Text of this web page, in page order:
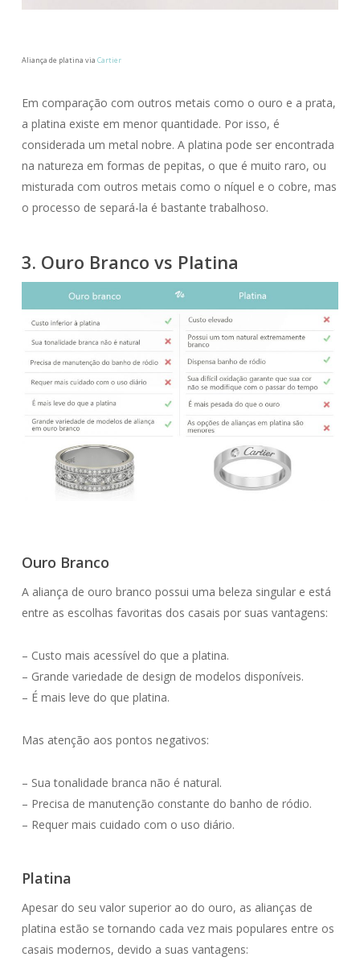
Aliança de platina via Cartier
Em comparação com outros metais como o ouro e a prata,
a platina existe em menor quantidade. Por isso, é
considerada um metal nobre. A platina pode ser encontrada
na natureza em formas de pepitas, o que é muito raro, ou
misturada com outros metais como o níquel e o cobre, mas
o processo de separá-la é bastante trabalhoso.
3. Ouro Branco vs Platina
Ouro Branco
A aliança de ouro branco possui uma beleza singular e está
entre as escolhas favoritas dos casais por suas vantagens:
– Custo mais acessível do que a platina.
– Grande variedade de design de modelos disponíveis.
– É mais leve do que platina.
Mas atenção aos pontos negativos:
– Sua tonalidade branca não é natural.
– Precisa de manutenção constante do banho de ródio.
– Requer mais cuidado com o uso diário.
Platina
Apesar do seu valor superior ao do ouro, as alianças de
platina estão se tornando cada vez mais populares entre os
casais modernos, devido a suas vantagens: